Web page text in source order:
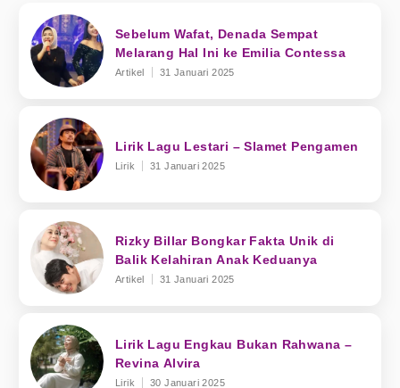
Sebelum Wafat, Denada Sempat
Melarang Hal Ini ke Emilia Contessa
Artikel 31 Januari 2025
Lirik Lagu Lestari – Slamet Pengamen
Lirik 31 Januari 2025
Rizky Billar Bongkar Fakta Unik di
Balik Kelahiran Anak Keduanya
Artikel 31 Januari 2025
Lirik Lagu Engkau Bukan Rahwana –
Revina Alvira
Lirik 30 Januari 2025